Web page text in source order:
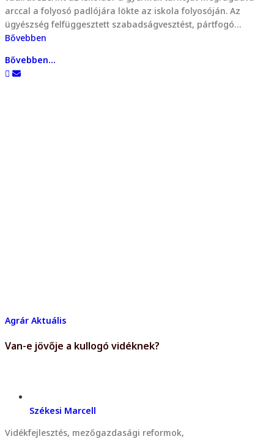
arccal a folyosó padlójára lökte az iskola folyosóján. Az
ügyészség felfüggesztett szabadságvesztést, pártfogó…
Bővebben
Bővebben...
Agrár Aktuális
Van-e jövője a kullogó vidéknek?
Székesi Marcell
Vidékfejlesztés, mezőgazdasági reformok,